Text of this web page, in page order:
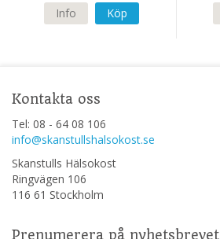
Info Köp
Kontakta oss
Tel: 08 - 64 08 106
info@skanstullshalsokost.se
Skanstulls Hälsokost
Ringvägen 106
116 61 Stockholm
Prenumerera på nyhetsbrevet